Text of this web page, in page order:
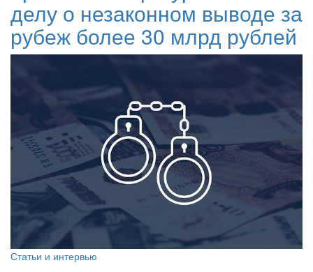
делу о незаконном выводе за
рубеж более 30 млрд рублей
Статьи и интервью